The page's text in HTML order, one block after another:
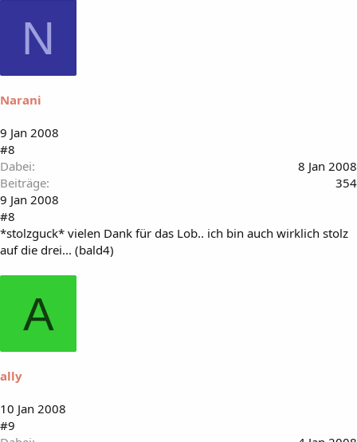
N
Narani
9 Jan 2008
#8
Dabei
8 Jan 2008
Beiträge
354
9 Jan 2008
#8
*stolzguck* vielen Dank für das Lob.. ich bin auch wirklich stolz
auf die drei... (bald4)
A
ally
10 Jan 2008
#9